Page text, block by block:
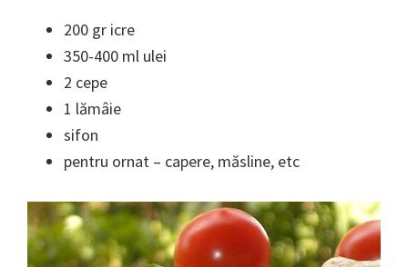
200 gr icre
350-400 ml ulei
2 cepe
1 lămâie
sifon
pentru ornat – capere, măsline, etc